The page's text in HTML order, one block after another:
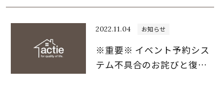
2022.11.04 お知らせ
※重要※ イベント予約シス
テム不具合のお詫びと復旧